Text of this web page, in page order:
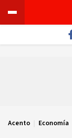
Acento | Economía